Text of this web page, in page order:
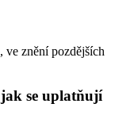
ve znění pozdějších
se uplatňují